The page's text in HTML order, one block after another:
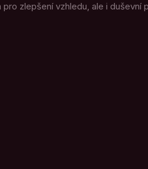
zlepšení vzhledu, ale i